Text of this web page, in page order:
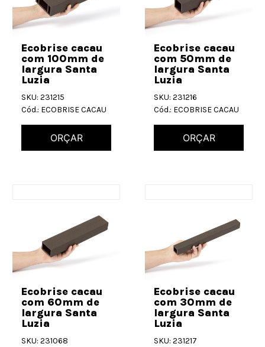
Ecobrise cacau
com 100mm de
largura Santa
Luzia
SKU: 231215
Cód.: ECOBRISE CACAU
ORÇAR
Ecobrise cacau
com 50mm de
largura Santa
Luzia
SKU: 231216
Cód.: ECOBRISE CACAU
ORÇAR
Ecobrise cacau
com 60mm de
largura Santa
Luzia
SKU: 231068
Ecobrise cacau
com 30mm de
largura Santa
Luzia
SKU: 231217